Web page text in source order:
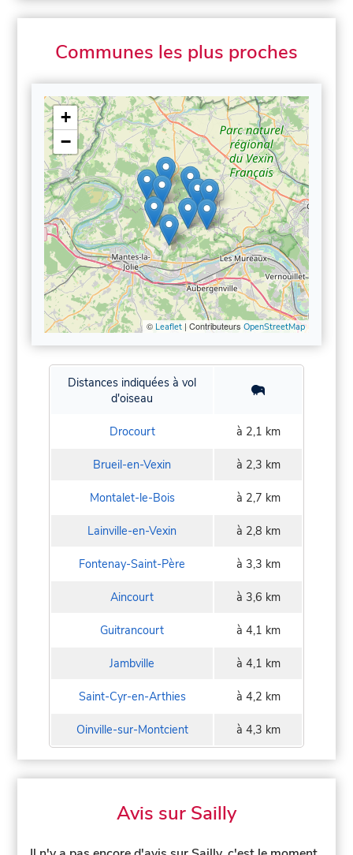
Communes les plus proches
+
−
© Leaflet| Contributeurs OpenStreetMap
Distances indiquées à vol
d'oiseau
Drocourt à 2,1 km
Brueil-en-Vexin à 2,3 km
Montalet-le-Bois à 2,7 km
Lainville-en-Vexin à 2,8 km
Fontenay-Saint-Père à 3,3 km
Aincourt à 3,6 km
Guitrancourt à 4,1 km
Jambville à 4,1 km
Saint-Cyr-en-Arthies à 4,2 km
Oinville-sur-Montcient à 4,3 km
Avis sur Sailly